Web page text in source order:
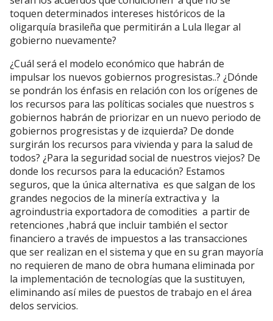
toquen determinados intereses históricos de la
oligarquía brasileña que permitirán a Lula llegar al
gobierno nuevamente?
¿Cuál será el modelo económico que habrán de
impulsar los nuevos gobiernos progresistas..? ¿Dónde
se pondrán los énfasis en relación con los orígenes de
los recursos para las políticas sociales que nuestros s
gobiernos habrán de priorizar en un nuevo periodo de
gobiernos progresistas y de izquierda? De donde
surgirán los recursos para vivienda y para la salud de
todos? ¿Para la seguridad social de nuestros viejos? De
donde los recursos para la educación? Estamos
seguros, que la única alternativa es que salgan de los
grandes negocios de la minería extractiva y la
agroindustria exportadora de comodities a partir de
retenciones ,habrá que incluir también el sector
financiero a través de impuestos a las transacciones
que ser realizan en el sistema y que en su gran mayoría
no requieren de mano de obra humana eliminada por
la implementación de tecnologías que la sustituyen,
eliminando así miles de puestos de trabajo en el área
delos servicios.